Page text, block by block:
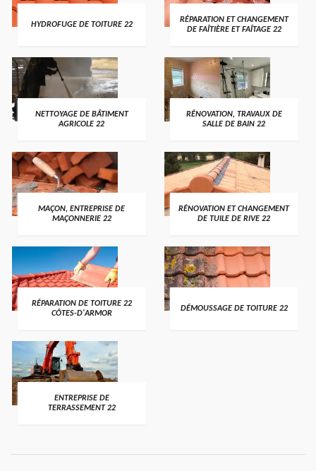
HYDROFUGE DE TOITURE 22
RÉPARATION ET CHANGEMENT
DE FAÎTIÈRE ET FAÎTAGE 22
NETTOYAGE DE BÂTIMENT
AGRICOLE 22
RÉNOVATION, TRAVAUX DE
SALLE DE BAIN 22
MAÇON, ENTREPRISE DE
MAÇONNERIE 22
RÉNOVATION ET CHANGEMENT
DE TUILE DE RIVE 22
RÉPARATION DE TOITURE 22
CÔTES-D'ARMOR
DÉMOUSSAGE DE TOITURE 22
ENTREPRISE DE
TERRASSEMENT 22